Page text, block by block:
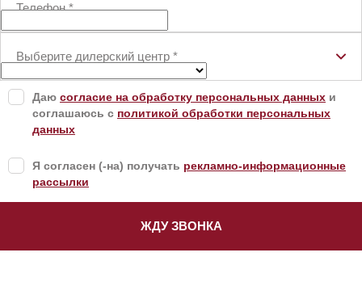
Телефон*
Выберите дилерский центр *
Даю согласие на обработку персональных данных и
соглашаюсь с политикой обработки персональных
данных
Я согласен (-на) получать рекламно-информационные
рассылки
ЖДУ ЗВОНКА